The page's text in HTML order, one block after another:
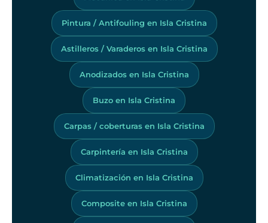
Pintura / Antifouling en Isla Cristina
Astilleros / Varaderos en Isla Cristina
Anodizados en Isla Cristina
Buzo en Isla Cristina
Carpas / coberturas en Isla Cristina
Carpintería en Isla Cristina
Climatización en Isla Cristina
Composite en Isla Cristina